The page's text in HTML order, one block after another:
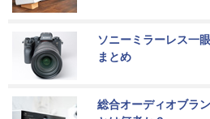
ソニーミラーレス一
まとめ
総合オーディオブラ